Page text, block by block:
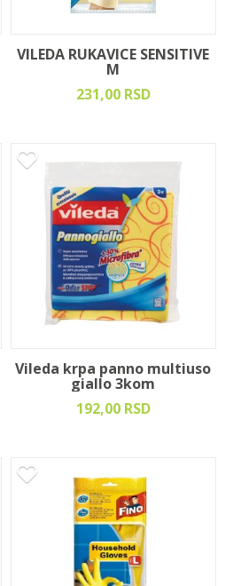
VILEDA RUKAVICE SENSITIVE
M
231,00 RSD
Vileda krpa panno multiuso
giallo 3kom
192,00 RSD